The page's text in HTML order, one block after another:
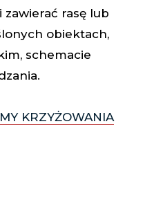
rasę lub
obiektach,
schemacie
KRZYŻOWANIA